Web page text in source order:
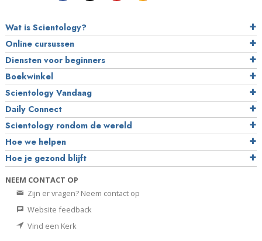
Wat is Scientology?
Online cursussen
Diensten voor beginners
Boekwinkel
Scientology Vandaag
Daily Connect
Scientology rondom de wereld
Hoe we helpen
Hoe je gezond blijft
NEEM CONTACT OP
Zijn er vragen? Neem contact op
Website feedback
Vind een Kerk